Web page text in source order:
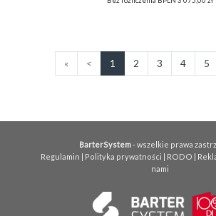
« < 1 2 3 4 5
BarterSystem- wszelkie prawa
Regulamin | Polityka prywatności | RODO |
nami